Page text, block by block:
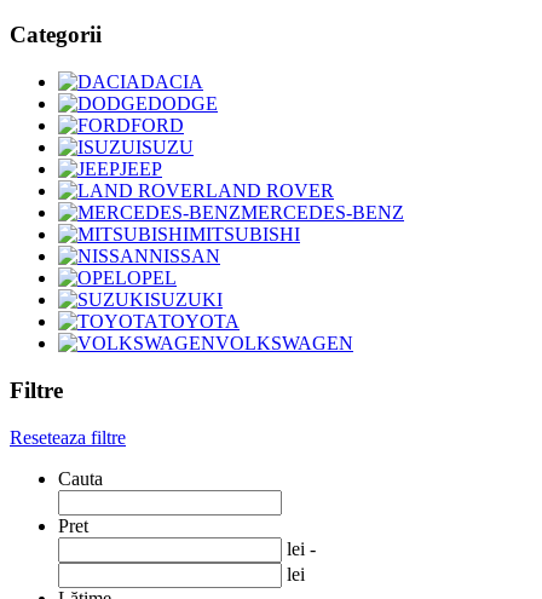
Categorii
DACIA
DODGE
FORD
ISUZU
JEEP
LAND ROVER
MERCEDES-BENZ
MITSUBISHI
NISSAN
OPEL
SUZUKI
TOYOTA
VOLKSWAGEN
Filtre
Reseteaza filtre
Cauta
Pret
lei -
lei